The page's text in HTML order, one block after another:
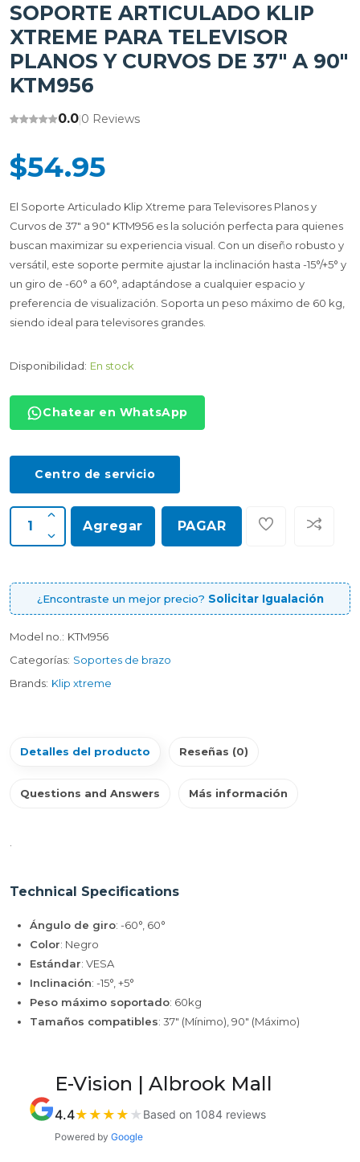
SOPORTE ARTICULADO KLIP
XTREME PARA TELEVISOR
PLANOS Y CURVOS DE 37" A 90"
KTM956
0.0|0 Reviews
$54.95
El Soporte Articulado Klip Xtreme para Televisores Planos y
Curvos de 37" a 90" KTM956 es la solución perfecta para quienes
buscan maximizar su experiencia visual. Con un diseño robusto y
versátil, este soporte permite ajustar la inclinación hasta -15°/+5° y
un giro de -60° a 60°, adaptándose a cualquier espacio y
preferencia de visualización. Soporta un peso máximo de 60 kg,
siendo ideal para televisores grandes.
Disponibilidad: En stock
Chatear en WhatsApp
Centro de servicio
Agregar PAGAR
¿Encontraste un mejor precio? Solicitar Igualación
Model no.: KTM956
Categorías: Soportes de brazo
Brands: Klip xtreme
Detalles del producto Reseñas (0)
Questions and Answers Más información
Technical Specifications
Ángulo de giro: -60°, 60°
Color: Negro
Estándar: VESA
Inclinación: -15°, +5°
Peso máximo soportado: 60kg
Tamaños compatibles: 37" (Mínimo), 90" (Máximo)
E-Vision | Albrook Mall
4.4★ ★ ★ ★ ★ Based on 1084 reviews
Powered by Google